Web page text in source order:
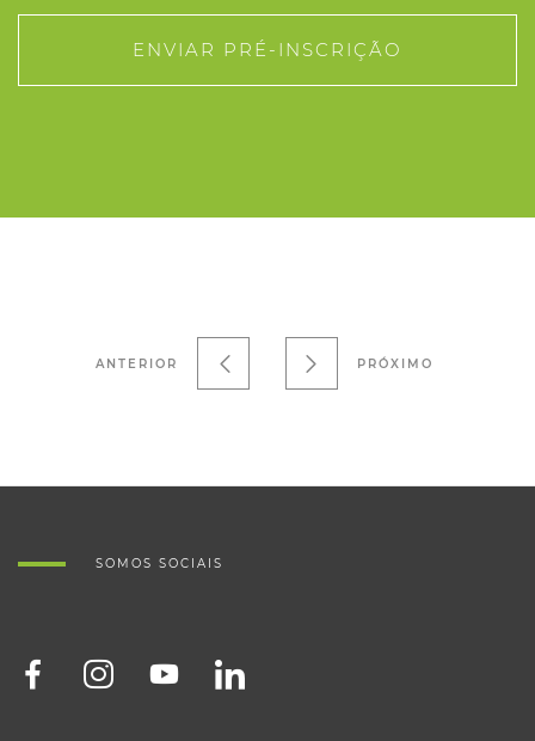
ENVIAR PRÉ-INSCRIÇÃO
ANTERIOR PRÓXIMO
SOMOS SOCIAIS